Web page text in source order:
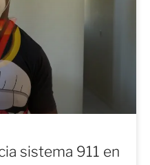
sistema 911 en